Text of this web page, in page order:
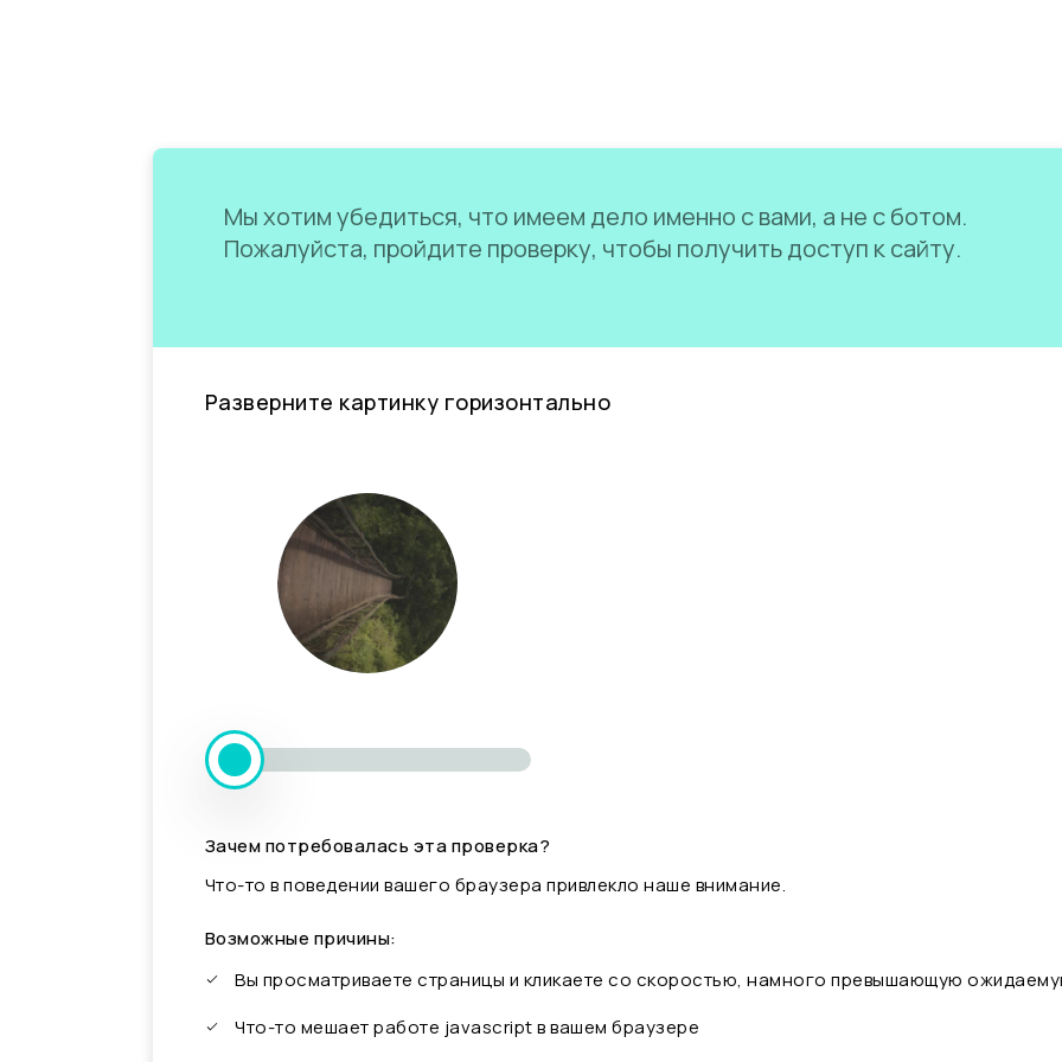
Мы хотим убедиться, что имеем дело именно с вами, а не с ботом.
Пожалуйста, пройдите проверку, чтобы получить доступ к сайту.
Разверните картинку горизонтально
Зачем потребовалась эта проверка?
Что-то в поведении вашего браузера привлекло наше внимание.
Возможные причины:
Вы просматриваете страницы и кликаете со скоростью, намного превышающую
Что-то мешает работе javascript в вашем браузере